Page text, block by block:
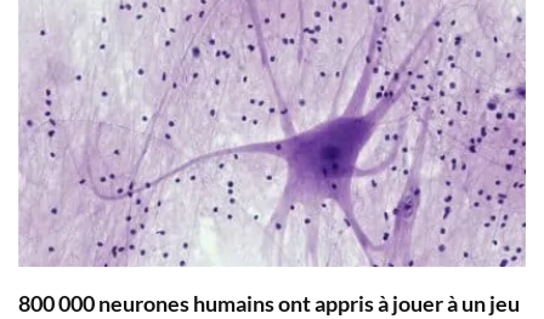
800 000 neurones humains ont appris à jouer à un jeu